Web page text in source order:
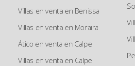
Villas en venta en Benissa
Villas en venta en Moraira
Ático en venta en Calpe
Villas en venta en Calpe